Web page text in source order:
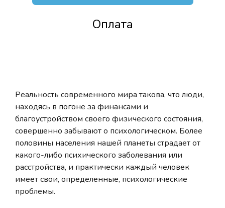
Реальность современного мира такова, что люди,
находясь в погоне за финансами и
благоустройством своего физического состояния,
совершенно забывают о психологическом. Более
половины населения нашей планеты страдает от
какого-либо психического заболевания или
расстройства, и практически каждый человек
имеет свои, определенные, психологические
проблемы.
Оплата